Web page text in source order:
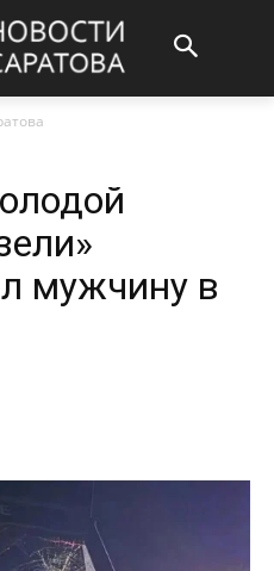
мужчину в